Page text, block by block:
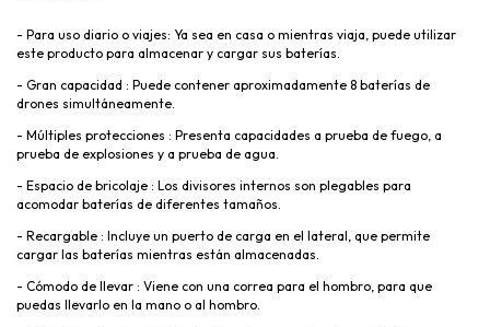
- Para uso diario o viajes: Ya sea en casa o mientras viaja, puede utilizar
este producto para almacenar y cargar sus baterías.
- Gran capacidad : Puede contener aproximadamente 8 baterías de
drones simultáneamente.
- Múltiples protecciones : Presenta capacidades a prueba de fuego, a
prueba de explosiones y a prueba de agua.
- Espacio de bricolaje : Los divisores internos son plegables para
acomodar baterías de diferentes tamaños.
- Recargable : Incluye un puerto de carga en el lateral, que permite
cargar las baterías mientras están almacenadas.
- Cómodo de llevar : Viene con una correa para el hombro, para que
puedas llevarlo en la mano o al hombro.